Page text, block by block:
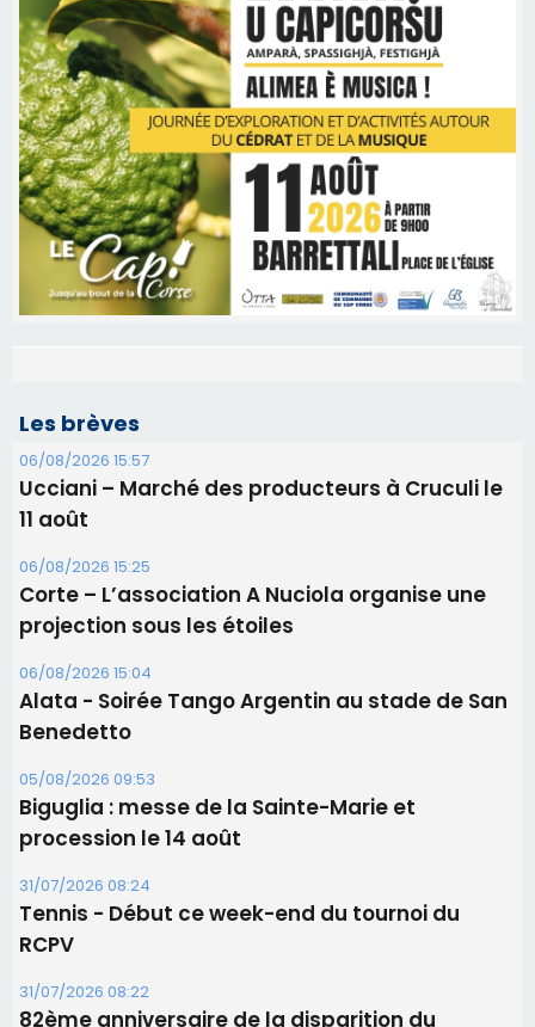
Les brèves
06/08/2026 15:57
Ucciani – Marché des producteurs à Cruculi le
11 août
06/08/2026 15:25
Corte – L’association A Nuciola organise une
projection sous les étoiles
06/08/2026 15:04
Alata - Soirée Tango Argentin au stade de San
Benedetto